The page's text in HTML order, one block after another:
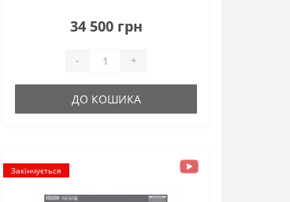
34 500 грн
- +
ДО КОШИКА
Закінчується